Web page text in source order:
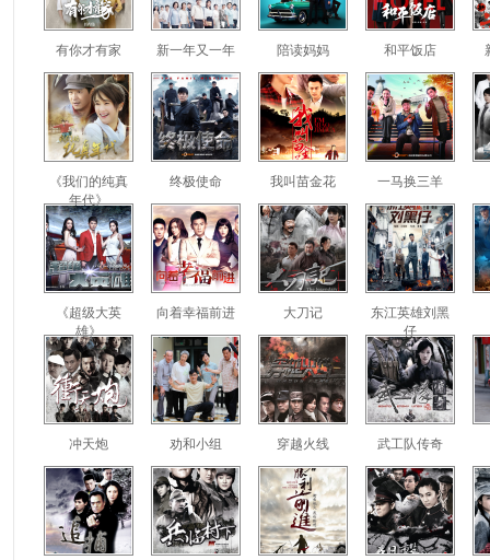
有你才有家 新一年又一年 陪读妈妈 和平饭店
《我们的纯真
年代》
终极使命 我叫苗金花 一马换三羊
《超级大英
雄》
向着幸福前进 大刀记
东江英雄刘黑
仔
冲天炮 劝和小组 穿越火线 武工队传奇